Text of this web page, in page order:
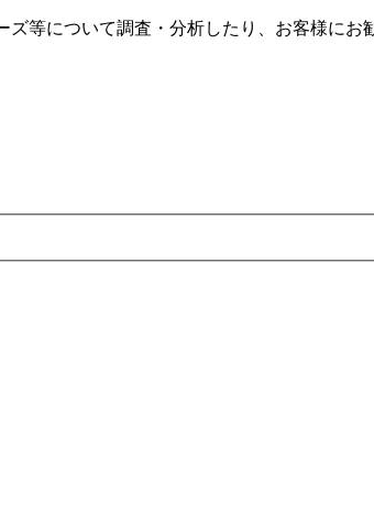
等について調査・分析したり、お客様にお